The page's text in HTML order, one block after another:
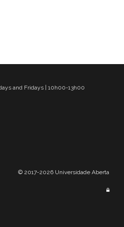
and Fridays | 10h00-13h00
© 2017-2026 Universidade Aberta